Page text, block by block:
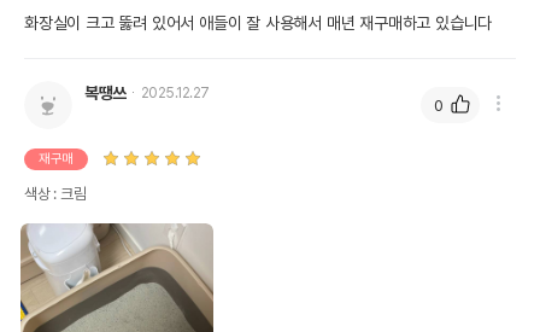
화장실이 크고 뚫려 있어서 애들이 잘 사용해서 매년 재구매하고 있습니다
복땡쓰 2025.12.27
재구매
색상 : 크림
0